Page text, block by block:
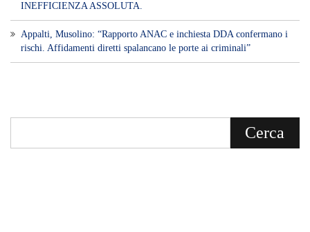
INEFFICIENZA ASSOLUTA.
​Appalti, Musolino: “Rapporto ANAC e inchiesta DDA confermano i
rischi. Affidamenti diretti spalancano le porte ai criminali”